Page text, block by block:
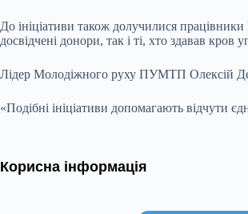
До ініціативи також долучилися
досвідчені донори, так і ті, хто здавав кров
Лідер Молодіжного руху ПУМТП Олексій
«Подібні ініціативи допомагають відчути
Корисна інформація